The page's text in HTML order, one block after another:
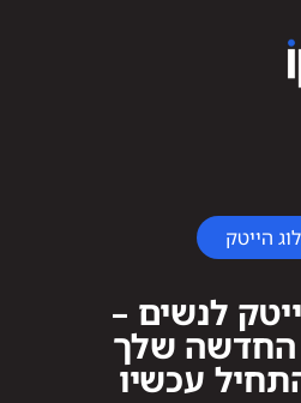
הייטק
לנשים –
החדשה שלך
עכשיו